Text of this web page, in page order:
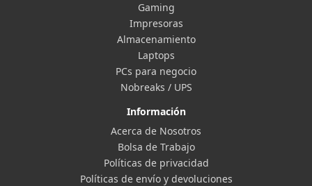
Gaming
Impresoras
Almacenamiento
Laptops
PCs para negocio
Nobreaks / UPS
Información
Acerca de Nosotros
Bolsa de Trabajo
Políticas de privacidad
Políticas de envío y devoluciones